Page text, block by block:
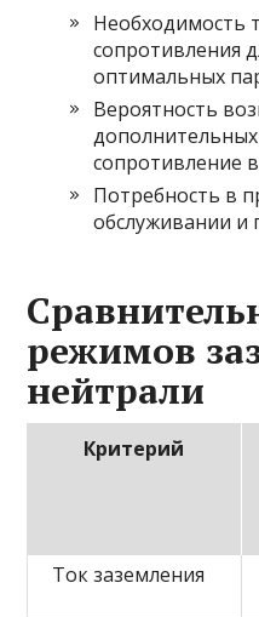
Необходимость
сопротивления
оптимальных
Вероятность
сопротивление
Потребность в
обслуживании и
режимов
нейтрали
Критерий
Ток заземления